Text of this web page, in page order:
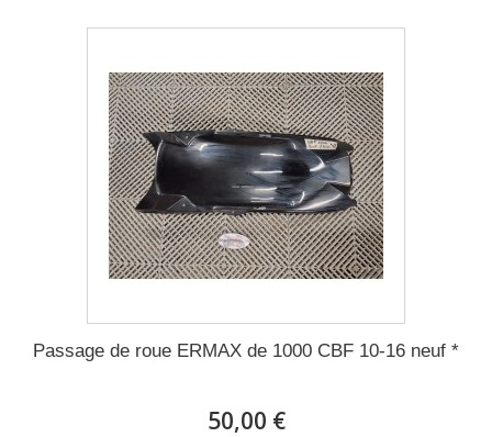
Passage de roue ERMAX de 1000 CBF 10-16 neuf *
50,00 €